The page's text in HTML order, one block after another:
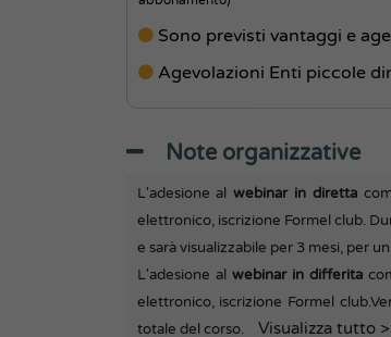
Sono previsti vantaggi e
Agevolazioni Enti piccole
Note organizzative
L'adesione alwebinar in diretta
elettronico, iscrizione Formel club.
e sarà visualizzabile per 3 mesi, per
L'adesione al webinar in differita
elettronico, iscrizione Formel club.
totale del corso.
Visualizza tutto